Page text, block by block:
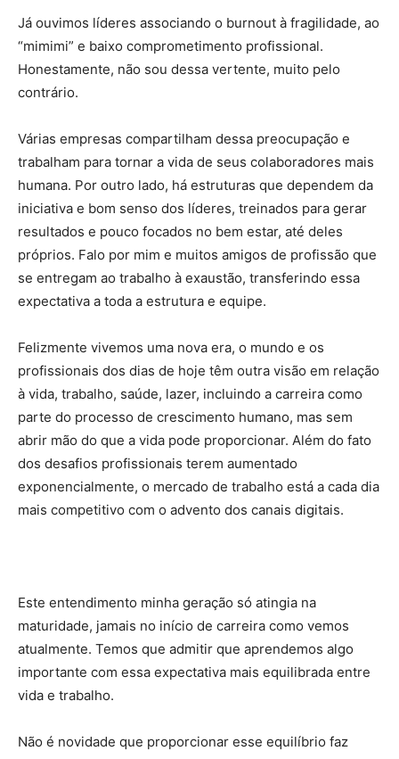
Já ouvimos líderes associando o burnout à fragilidade, ao
“mimimi” e baixo comprometimento profissional.
Honestamente, não sou dessa vertente, muito pelo
contrário.
Várias empresas compartilham dessa preocupação e
trabalham para tornar a vida de seus colaboradores mais
humana. Por outro lado, há estruturas que dependem da
iniciativa e bom senso dos líderes, treinados para gerar
resultados e pouco focados no bem estar, até deles
próprios. Falo por mim e muitos amigos de profissão que
se entregam ao trabalho à exaustão, transferindo essa
expectativa a toda a estrutura e equipe.
Felizmente vivemos uma nova era, o mundo e os
profissionais dos dias de hoje têm outra visão em relação
à vida, trabalho, saúde, lazer, incluindo a carreira como
parte do processo de crescimento humano, mas sem
abrir mão do que a vida pode proporcionar. Além do fato
dos desafios profissionais terem aumentado
exponencialmente, o mercado de trabalho está a cada dia
mais competitivo com o advento dos canais digitais.
Este entendimento minha geração só atingia na
maturidade, jamais no início de carreira como vemos
atualmente. Temos que admitir que aprendemos algo
importante com essa expectativa mais equilibrada entre
vida e trabalho.
Não é novidade que proporcionar esse equilíbrio faz